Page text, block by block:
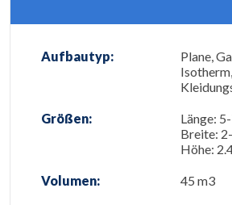
Aufbautyp:
Plane,
Größen:
Länge:
Breite:
Höhe:
Volumen: 45 m3